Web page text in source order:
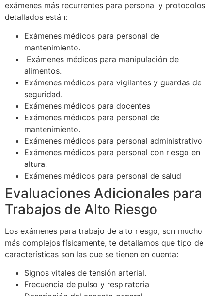
exámenes más recurrentes para personal y protocolos
detallados están:
Exámenes médicos para personal de
mantenimiento.
Exámenes médicos para manipulación de
alimentos.
Exámenes médicos para vigilantes y guardas de
seguridad.
Exámenes médicos para docentes
Exámenes médicos para personal de
mantenimiento.
Exámenes médicos para personal administrativo
Exámenes médicos para personal con riesgo en
altura.
Exámenes médicos para personal de salud
Evaluaciones Adicionales para
Trabajos de Alto Riesgo
Los exámenes para trabajo de alto riesgo, son mucho
más complejos físicamente, te detallamos que tipo de
características son las que se tienen en cuenta:
Signos vitales de tensión arterial.
Frecuencia de pulso y respiratoria